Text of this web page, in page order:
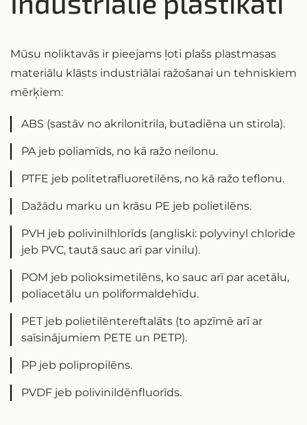
Mūsu noliktavās ir pieejams ļoti plašs plastmasas
materiālu klāsts industriālai ražošanai un tehniskiem
mērķiem:
ABS (sastāv no akrilonitrila, butadiēna un stirola).
PA jeb poliamīds, no kā ražo neilonu.
PTFE jeb politetrafluoretilēns, no kā ražo teflonu.
Dažādu marku un krāsu PE jeb polietilēns.
PVH jeb polivinilhlorīds (angliski: polyvinyl chloride
jeb PVC, tautā sauc arī par vinilu).
POM jeb polioksimetilēns, ko sauc arī par acetālu,
poliacetālu un poliformaldehīdu.
PET jeb polietilēntereftalāts (to apzīmē arī ar
saīsinājumiem PETE un PETP).
PP jeb polipropilēns.
PVDF jeb polivinildēnfluorīds.